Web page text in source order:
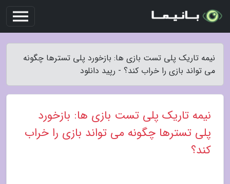
نیمه تاریک پلی تست بازی ها: بازخورد پلی تسترها چگونه
می تواند بازی را خراب کند؟ - رپید دانلود
نیمه تاریک پلی تست بازی ها: بازخورد
پلی تسترها چگونه می تواند بازی را خراب
کند؟